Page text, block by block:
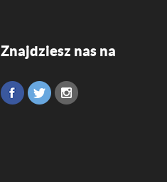
Znajdziesz nas na